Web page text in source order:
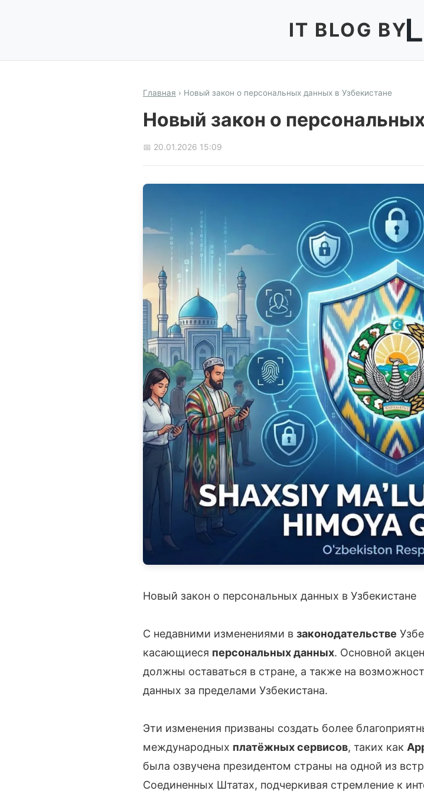
IT BLOG BY
Главная › Новый закон о персональных данных в Узбекистане
Новый закон о
📅 20.01.2026 15:09
Новый закон о персональных данных в Узбекистане
С недавними изменениями в законодательстве
касающиеся персональных данных. Основной
должны оставаться в стране, а также на
данных за пределами Узбекистана.
Эти изменения призваны создать более
международных платёжных сервисов, таких как
была озвучена президентом страны на одной из
Соединенных Штатах, подчеркивая стремление к